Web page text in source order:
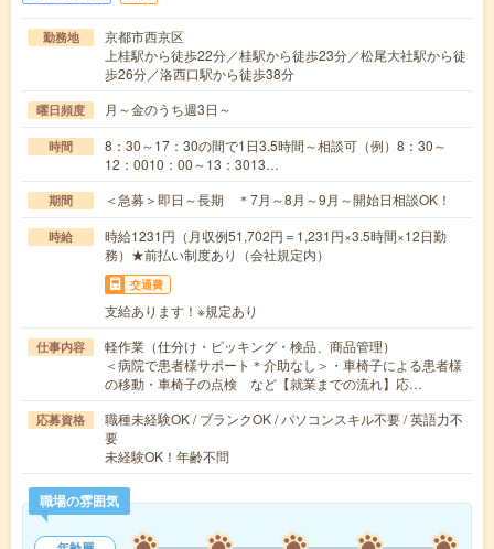
勤務地
京都市西京区
上桂駅から徒歩22分／桂駅から徒歩23分／松尾大社駅から徒
歩26分／洛西口駅から徒歩38分
曜日頻度 月～金のうち週3日～
時間
8：30～17：30の間で1日3.5時間～相談可（例）8：30～
12：0010：00～13：3013…
期間 ＜急募＞即日～長期 ＊7月～8月～9月～開始日相談OK！
時給
時給1231円（月収例51,702円＝1,231円×3.5時間×12日勤
務）★前払い制度あり（会社規定内）
交通費
支給あります！※規定あり
仕事内容
軽作業（仕分け・ピッキング・検品、商品管理）
＜病院で患者様サポート＊介助なし＞・車椅子による患者様
の移動・車椅子の点検 など【就業までの流れ】応…
応募資格
職種未経験OK / ブランクOK / パソコンスキル不要 / 英語力不
要
未経験OK！年齢不問
職場の雰囲気